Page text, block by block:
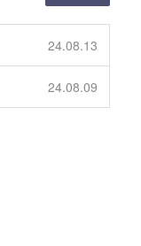
24.08.13
24.08.09